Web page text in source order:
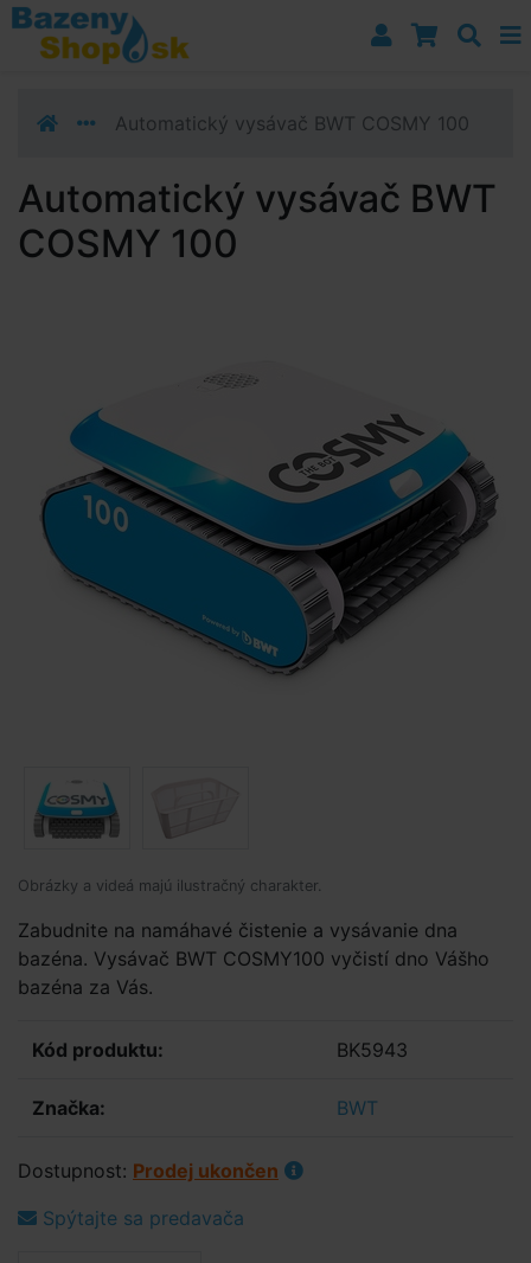
Prejsť k navigácii
Prejsť na obsah
Prejsť k bočnému stĺpci
Automatický vysávač BWT COSMY 100
Automatický vysávač BWT
COSMY 100
Obrázky a videá majú ilustračný charakter.
Zabudnite na namáhavé čistenie a vysávanie dna
bazéna. Vysávač BWT COSMY100 vyčistí dno Vášho
bazéna za Vás.
Kód produktu: BK5943
Značka: BWT
Dostupnost: Prodej ukončen
Spýtajte sa predavača